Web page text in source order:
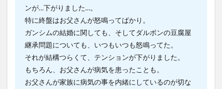
ンが…下がりました…。
特に終盤はお父さんが怒鳴ってばかり。
ガンシムの結婚に関しても、そしてダルボンの豆腐屋
継承問題についても、いつもいつも怒鳴ってた。
それが結構つらくて、テンションが下がりました。
もちろん、お父さんが病気を患ったことも。
お父さんが家族に病気の事を内緒にしているのが切な